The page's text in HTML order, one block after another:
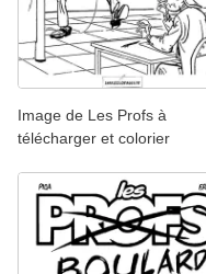
Image de Les Profs à
télécharger et colorier